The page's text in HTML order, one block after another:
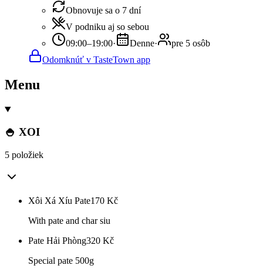
Obnovuje sa o 7 dní
V podniku aj so sebou
09:00–19:00· Denne·
pre 5 osôb
Odomknúť v TasteTown app
Menu
🍚 XOI
5 položiek
Xôi Xá Xíu Pate170 Kč
With pate and char siu
Pate Hải Phòng320 Kč
Special pate 500g